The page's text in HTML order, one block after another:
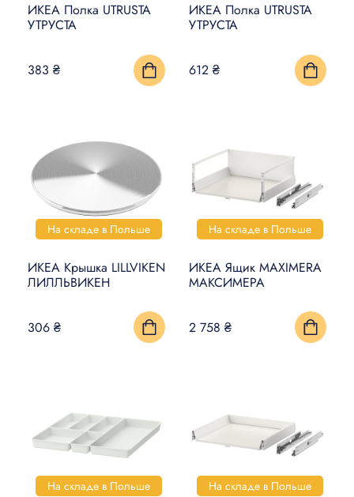
ИКЕА Полка UTRUSTA
УТРУСТА
383 ₴
ИКЕА Полка UTRUSTA
УТРУСТА
612 ₴
На складе в Польше
ИКЕА Крышка LILLVIKEN
ЛИЛЛЬВИКЕН
306 ₴
На складе в Польше
ИКЕА Ящик MAXIMERA
МАКСИМЕРА
2 758 ₴
На складе в Польше На складе в Польше